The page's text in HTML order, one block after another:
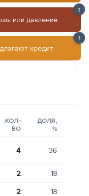
или давление
1
кредит
1
КОЛ-
ВО
ДОЛЯ,
%
4 36
2 18
2 18